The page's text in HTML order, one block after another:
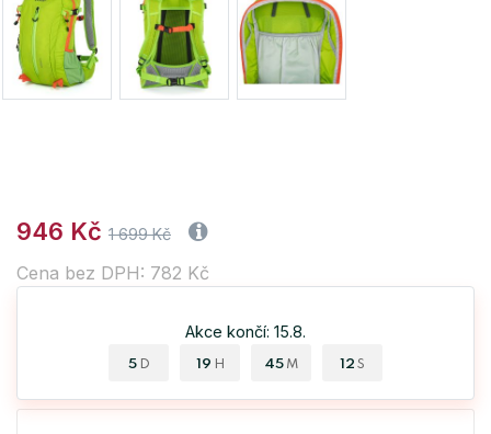
946 Kč 1 699 Kč
Cena bez DPH: 782 Kč
Akce končí: 15.8.
5 D 19 H 45 M 12 S